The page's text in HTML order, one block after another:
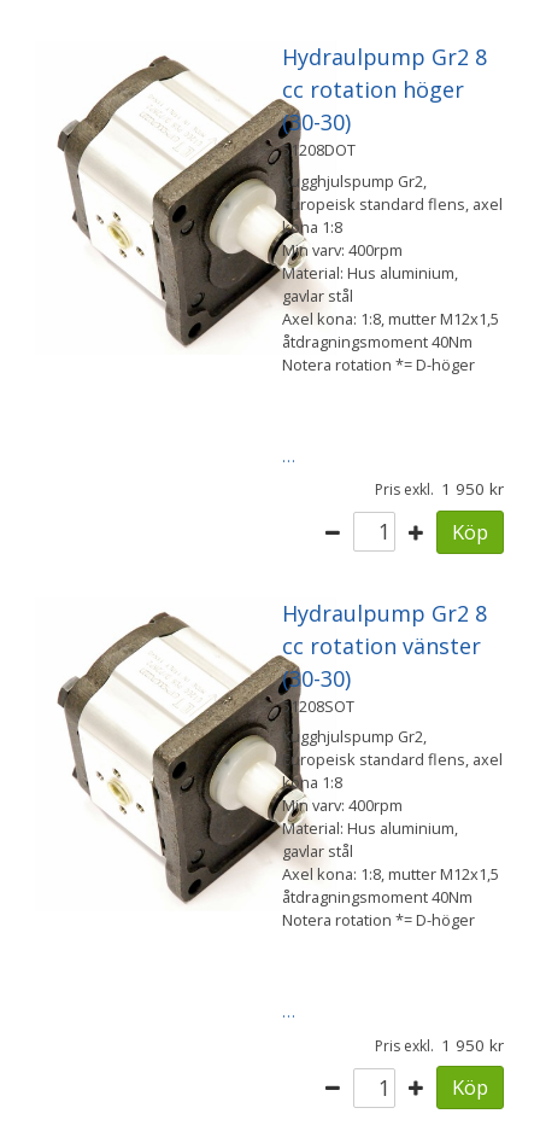
Hydraulpump Gr2 8
cc rotation höger
(30-30)
51208DOT
Kugghjulspump Gr2,
Europeisk standard flens, axel
kona 1:8
Min varv: 400rpm
Material: Hus aluminium,
gavlar stål
Axel kona: 1:8, mutter M12x1,5
åtdragningsmoment 40Nm
Notera rotation *= D-höger
…
Pris exkl. 1 950
Köp
Hydraulpump Gr2 8
cc rotation vänster
(30-30)
51208SOT
Kugghjulspump Gr2,
Europeisk standard flens, axel
kona 1:8
Min varv: 400rpm
Material: Hus aluminium,
gavlar stål
Axel kona: 1:8, mutter M12x1,5
åtdragningsmoment 40Nm
Notera rotation *= D-höger
…
Pris exkl. 1 950
Köp